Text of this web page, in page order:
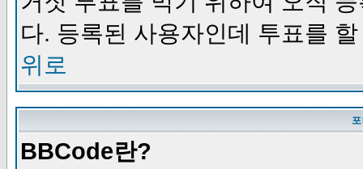
다. 등록된 사용자인데 투표를
위로
BBCode란?